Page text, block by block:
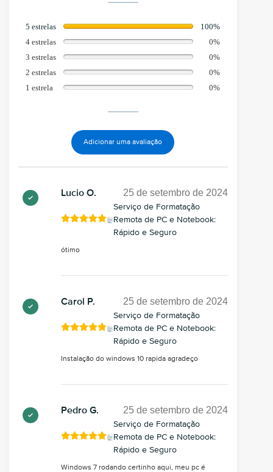
5 estrelas
100%
4 estrelas
0%
3 estrelas
0%
2 estrelas
0%
1 estrela
0%
Adicionar uma avaliação
Lucio O. 25 de setembro de 2024
Serviço de Formatação
Remota de PC e Notebook:
Rápido e Seguro
ótimo
Carol P. 25 de setembro de 2024
Serviço de Formatação
Remota de PC e Notebook:
Rápido e Seguro
Instalação do windows 10 rapida agradeço
Pedro G. 25 de setembro de 2024
Serviço de Formatação
Remota de PC e Notebook:
Rápido e Seguro
Windows 7 rodando certinho aqui, meu pc é